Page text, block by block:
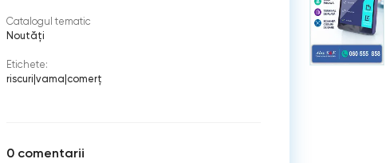
Catalogul tematic
Noutăți
Etichete:
riscuri vama comerţ
0 comentarii